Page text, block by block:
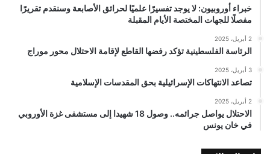
خبراء أوروبيون: لا يوجد تفسيرًا علميًا لحرائق الأصابعة وسنقدم تقريرًا
مفصلًا للجهات المختصة الأيام المقبلة
2 أبريل، 2025
الرئاسة الفلسطينية تؤكد رفضها القاطع لإقامة الاحتلال محور موراج
3 أبريل، 2025
تصاعد الانتهاكات الإسرائيلية بحق المقدسات الإسلامية
2 أبريل، 2025
الاحتلال يواصل جرائمه.. وصول 18 شهيدا إلى مستشفى غزة الأوروبي
في خان يونس